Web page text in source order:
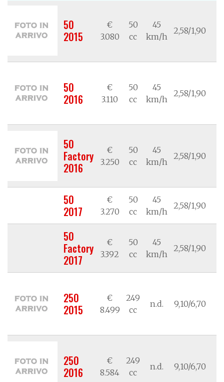
50
2015
€
3.080
50
cc
45
km/h
2,58/1,90
50
2016
€
3.110
50
cc
45
km/h
2,58/1,90
50
Factory
2016
€
3.250
50
cc
45
km/h
2,58/1,90
50
2017
€
3.270
50
cc
45
km/h
2,58/1,90
50
Factory
2017
€
3.392
50
cc
45
km/h
2,58/1,90
250
2015
€
8.499
249
cc
n.d. 9,10/6,70
250
2016
€
8.584
249
cc
n.d. 9,10/6,70